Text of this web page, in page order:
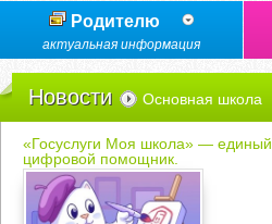
Родителю
актуальная информация
Новости Основная школа
«Госуслуги Моя школа» — единый
цифровой помощник.